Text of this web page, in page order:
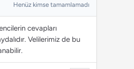
Henüz kimse tamamlamadı
cevapları
Velilerimiz de bu